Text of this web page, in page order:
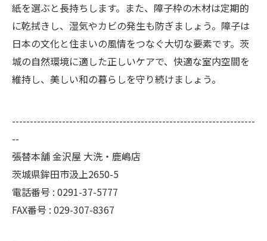
紙を選ぶと長持ちします。また、障子枠の木材は定期的
に乾拭きし、湿気やカビの発生も防ぎましょう。障子は
日本の文化と住まいの風情をつなぐ大切な要素です。茨
城の自然環境に適した正しいケアで、快適な室内空間を
維持し、美しい和の暮らしを守り続けましょう。
--------------------------------------------------------------------
--
張替本舗 金沢屋 大洗・鹿嶋店
茨城県鉾田市汲上2650-5
電話番号 : 0291-37-5777
FAX番号 : 029-307-8367